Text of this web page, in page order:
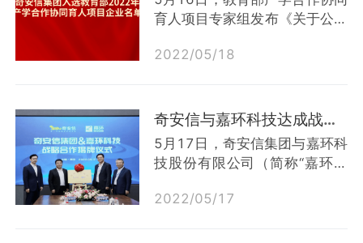
深入合作：在人才培养方面，双
方将以培养高水平网络安全人才
为目标，形成长效合作机制，并
产学研深度合作；在科研方面，
双方将...
育人项目专家组发布《关于公布
南通过企业名单（2022年4
和课程体系改革项目、师资培训
项目、实践条件和实践基地建设
项目”4大类29个项目成功入
选。奇安信集团在教育部的指导
下，基于产业和技术发展的最新
2022/05/18
奇安信与嘉环科技达成战略合作 打造通信安全运营服务新生态
5月17日，奇安信集团与嘉环科
技股份有限公司（简称“嘉环科
将积极推进通信行业网络安全运
2022/05/17